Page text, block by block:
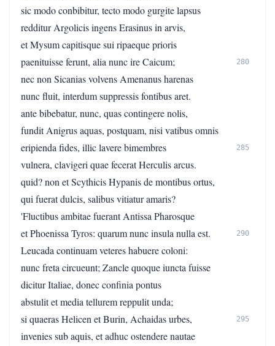
sic modo conbibitur, tecto modo gurgite lapsus
redditur Argolicis ingens Erasinus in arvis,
et Mysum capitisque sui ripaeque prioris
paenituisse ferunt, alia nunc ire Caicum;
280
nec non Sicanias volvens Amenanus harenas
nunc fluit, interdum suppressis fontibus aret.
ante bibebatur, nunc, quas contingere nolis,
fundit Anigrus aquas, postquam, nisi vatibus omnis
eripienda fides, illic lavere bimembres
285
vulnera, clavigeri quae fecerat Herculis arcus.
quid? non et Scythicis Hypanis de montibus ortus,
qui fuerat dulcis, salibus vitiatur amaris?
'Fluctibus ambitae fuerant Antissa Pharosque
et Phoenissa Tyros: quarum nunc insula nulla est.
290
Leucada continuam veteres habuere coloni:
nunc freta circueunt; Zancle quoque iuncta fuisse
dicitur Italiae, donec confinia pontus
abstulit et media tellurem reppulit unda;
si quaeras Helicen et Burin, Achaidas urbes,
295
invenies sub aquis, et adhuc ostendere nautae